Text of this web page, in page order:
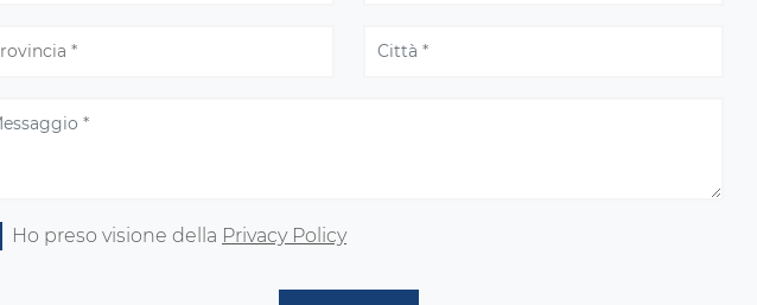
Ho preso visione della Privacy Policy